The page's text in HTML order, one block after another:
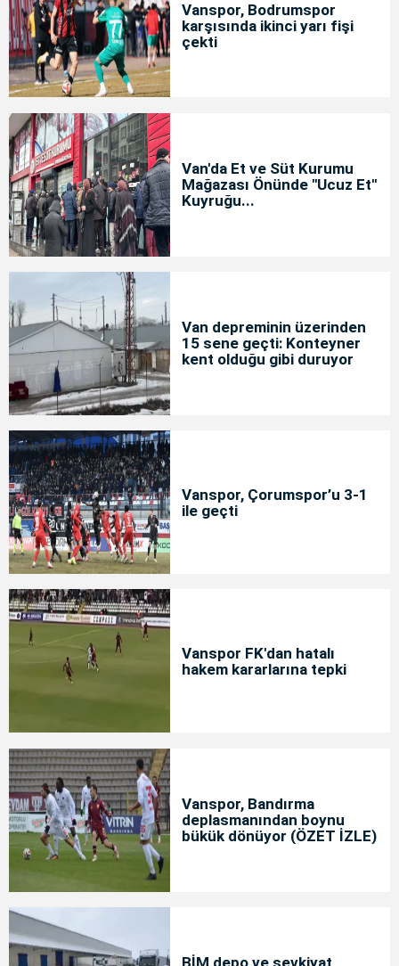
Vanspor, Bodrumspor
karşısında ikinci yarı fişi
çekti
Van'da Et ve Süt Kurumu
Mağazası Önünde "Ucuz Et"
Kuyruğu...
Van depreminin üzerinden
15 sene geçti: Konteyner
kent olduğu gibi duruyor
Vanspor, Çorumspor’u 3-1
ile geçti
Vanspor FK'dan hatalı
hakem kararlarına tepki
Vanspor, Bandırma
deplasmanından boynu
bükük dönüyor (ÖZET İZLE)